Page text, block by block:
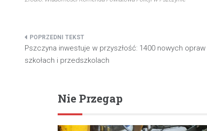
Nawigacja
wpisu
Pszczyna inwestuje w przyszłość: 1400 nowych opraw
szkołach i przedszkolach
Nie Przegap